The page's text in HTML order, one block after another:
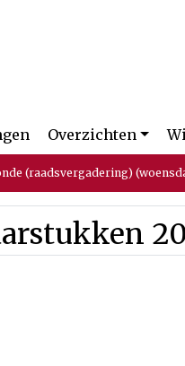
Overzichten
(raadsvergadering)